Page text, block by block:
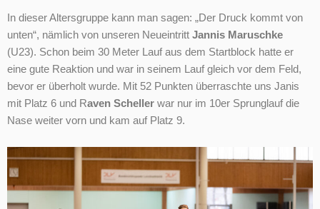
In dieser Altersgruppe kann man sagen: „Der Druck kommt von
unten“, nämlich von unseren Neueintritt Jannis Maruschke
(U23). Schon beim 30 Meter Lauf aus dem Startblock hatte er
eine gute Reaktion und war in seinem Lauf gleich vor dem Feld,
bevor er überholt wurde. Mit 52 Punkten überraschte uns Janis
mit Platz 6 und Raven Scheller war nur im 10er Sprunglauf die
Nase weiter vorn und kam auf Platz 9.